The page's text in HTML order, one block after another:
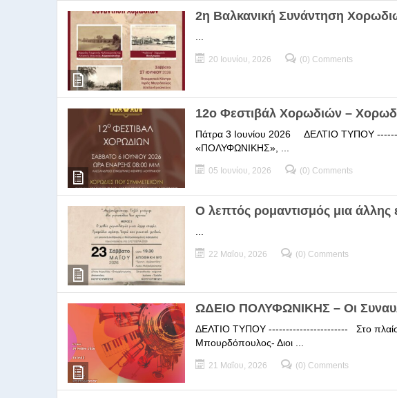
2η Βαλκανική Συνάντηση
20 Ιουνίου, 2026 (0) Comments
12ο Φεστιβάλ Χορωδιών –
Πάτρα 3 Ιουνίου 2026 ΔΕΛΤΙΟ ΤΥΠΟΥ
«ΠΟΛΥΦΩΝΙΚΗΣ», ...
05 Ιουνίου, 2026 (0) Comments
Ο λεπτός ρομαντισμός μια άλλης
22 Μαΐου, 2026 (0) Comments
ΩΔΕΙΟ ΠΟΛΥΦΩΝΙΚΗΣ – Οι
ΔΕΛΤΙΟ ΤΥΠΟΥ ----------------------- Στο
Μπουρδόπουλος- Διοι ...
21 Μαΐου, 2026 (0) Comments